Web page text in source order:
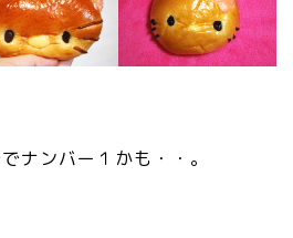
ナンバー１かも・・。